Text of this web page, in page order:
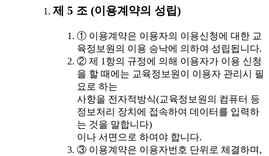
제 5 조 (이용계약의 성립)
① 이용계약은 이용자의 이용신청에 대한 교
육정보원의 이용 승낙에 의하여 성립됩니다.
② 제 1항의 규정에 의해 이용자가 이용 신청
을 할 때에는 교육정보원이 이용자 관리시 필
요로 하는
사항을 전자적방식(교육정보원의 컴퓨터 등
정보처리 장치에 접속하여 데이터를 입력하
는 것을 말합니다)
이나 서면으로 하여야 합니다.
③ 이용계약은 이용자번호 단위로 체결하며,